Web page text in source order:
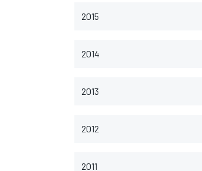
2015
2014
2013
2012
2011